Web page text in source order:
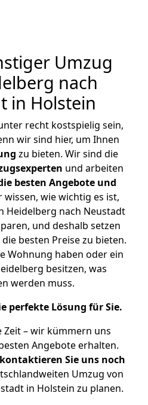
Umzug
nach
in Holstein
recht kostspielig sein,
wir sind hier, um Ihnen
zu bieten. Wir sind die
und arbeiten
besten Angebote und
wissen, wie wichtig es ist,
Heidelberg nach Neustadt
und deshalb setzen
besten Preise zu bieten.
Wohnung haben oder ein
besitzen, was
werden muss.
perfekte Lösung für Sie.
Zeit – wir kümmern uns
Angebote erhalten.
kontaktieren Sie uns noch
Umzug von
in Holstein zu planen.